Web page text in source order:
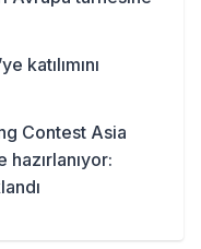
katılımını
Contest Asia